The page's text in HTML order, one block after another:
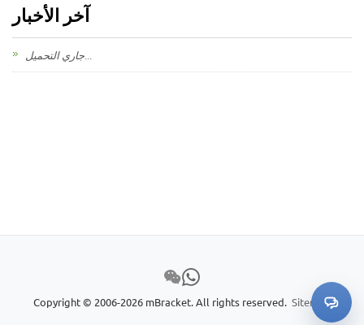
آخر الأخبار
جاري التحميل...
Copyright © 2006-2026 mBracket. All rights reserved. Sitemap